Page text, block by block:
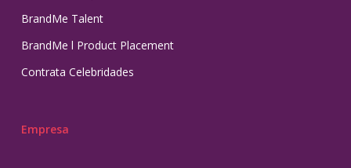
BrandMe Talent
BrandMe l Product Placement
Contrata Celebridades
Empresa